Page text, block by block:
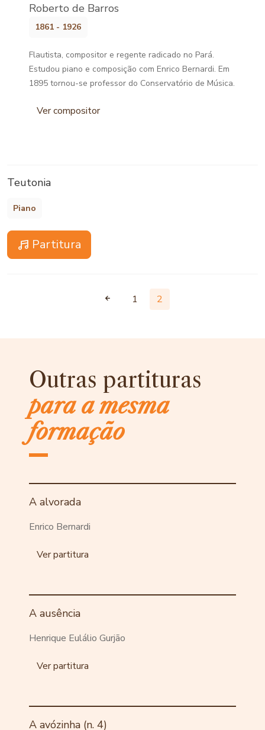
Roberto de Barros
1861 - 1926
Flautista, compositor e regente radicado no Pará.
Estudou piano e composição com Enrico Bernardi. Em
1895 tornou-se professor do Conservatório de Música.
Ver compositor
Teutonia
Piano
Partitura
1 2
Outras partituras
para a mesma
formação
A alvorada
Enrico Bernardi
Ver partitura
A ausência
Henrique Eulálio Gurjão
Ver partitura
A avózinha (n. 4)